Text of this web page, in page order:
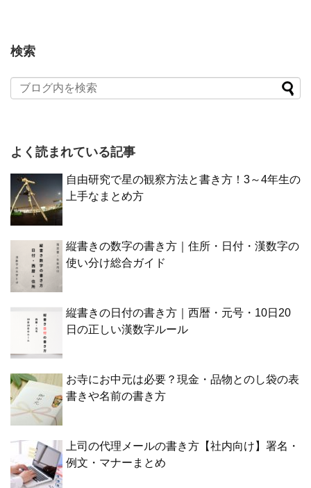
検索
よく読まれている記事
自由研究で星の観察方法と書き方！3～4年生の
上手なまとめ方
縦書きの数字の書き方｜住所・日付・漢数字の
使い分け総合ガイド
縦書きの日付の書き方｜西暦・元号・10日20
日の正しい漢数字ルール
お寺にお中元は必要？現金・品物とのし袋の表
書きや名前の書き方
上司の代理メールの書き方【社内向け】署名・
例文・マナーまとめ